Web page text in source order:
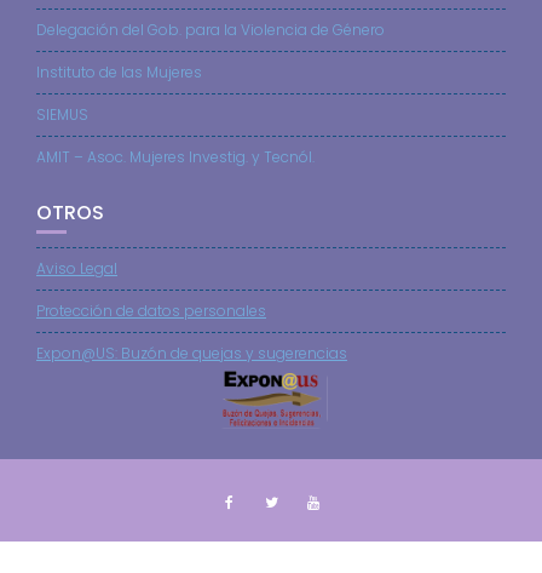
Delegación del Gob. para la Violencia de Género
Instituto de las Mujeres
SIEMUS
AMIT – Asoc. Mujeres Investig. y Tecnól.
OTROS
Aviso Legal
Protección de datos personales
Expon@US: Buzón de quejas y sugerencias
© Todos los derechos reservados